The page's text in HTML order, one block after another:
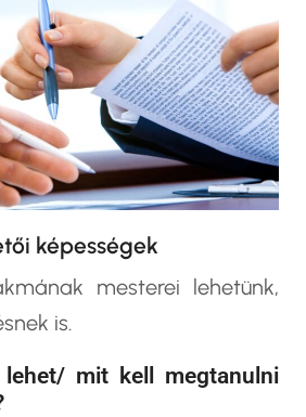
képességek
mesterei lehetünk,
is.
mit kell megtanulni